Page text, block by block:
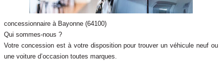
concessionnaire à Bayonne (64100)
Qui sommes-nous ?
Votre concession est à votre disposition pour trouver un véhicule neuf ou
une voiture d’occasion toutes marques.